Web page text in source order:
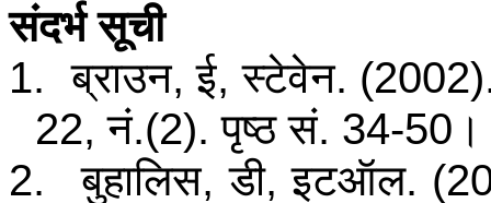
संदर्भ सूची
1. ब्राउन, ई, स्टेवेन.
22, नं.(2). पृष्ठ सं. 34-50।
2.
बुहालिस, डी, इटऑल.